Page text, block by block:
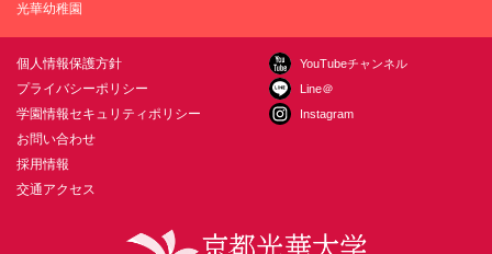
光華幼稚園
個人情報保護方針
プライバシーポリシー
学園情報セキュリティポリシー
お問い合わせ
採用情報
交通アクセス
YouTubeチャンネル
Line＠
Instagram